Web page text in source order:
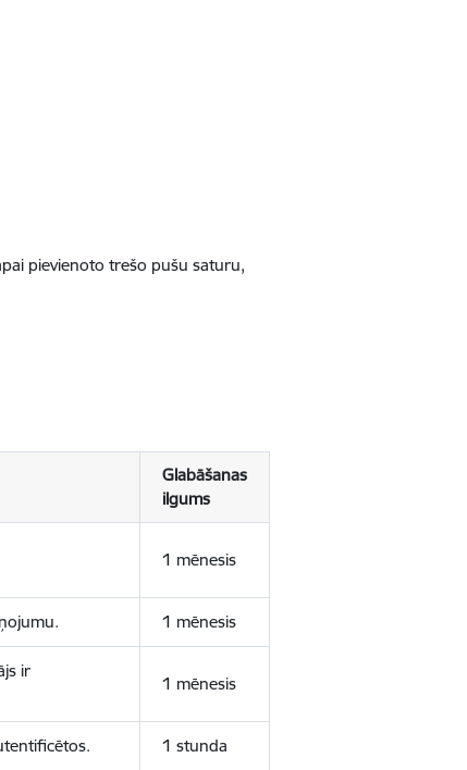
pievienoto trešo pušu saturu,
Glabāšanas
ilgums
1 mēnesis
1 mēnesis
ir
1 mēnesis
1 stunda